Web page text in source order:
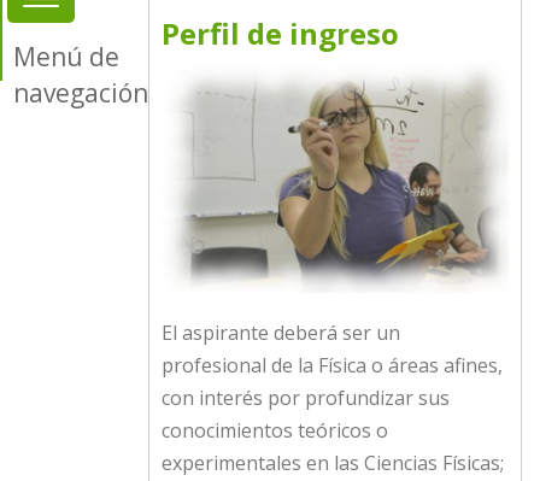
Menú de
navegación
Perfil de ingreso
El aspirante deberá ser un
profesional de la Física o áreas afines,
con interés por profundizar sus
conocimientos teóricos o
experimentales en las Ciencias Físicas;